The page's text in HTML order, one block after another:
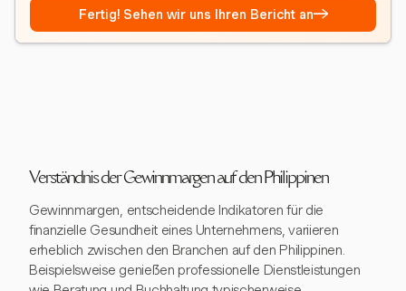
Fertig! Sehen wir uns Ihren Bericht an→
Verständnis der Gewinnmargen auf den Philippinen
Gewinnmargen, entscheidende Indikatoren für die
finanzielle Gesundheit eines Unternehmens, variieren
erheblich zwischen den Branchen auf den Philippinen.
Beispielsweise genießen professionelle Dienstleistungen